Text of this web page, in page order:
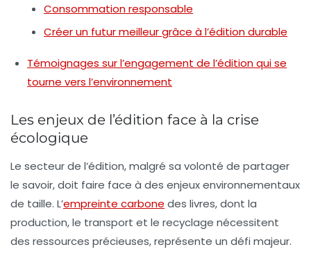
Consommation responsable
Créer un futur meilleur grâce à l’édition durable
Témoignages sur l’engagement de l’édition qui se
tourne vers l’environnement
Les enjeux de l’édition face à la crise
écologique
Le secteur de l’édition, malgré sa volonté de partager
le savoir, doit faire face à des enjeux environnementaux
de taille. L’empreinte carbone des livres, dont la
production, le transport et le recyclage nécessitent
des ressources précieuses, représente un défi majeur.